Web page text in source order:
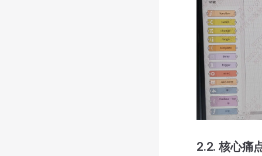
2.2. 核心痛